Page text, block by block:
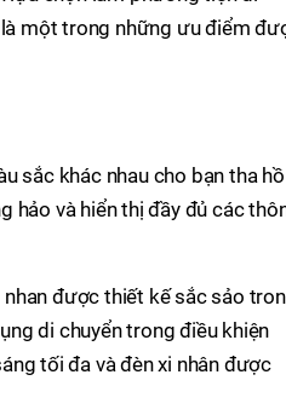
là một trong những ưu điểm
sắc khác nhau cho bạn tha hồ
hảo và hiển thị đầy đủ các
được thiết kế sắc sảo
di chuyển trong điều khiện
tối đa và đèn xi nhân được